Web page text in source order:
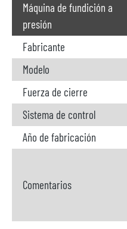
Máquina de fundición a
presión
Fabricante
Modelo
Fuerza de cierre
Sistema de control
Año de fabricación
Comentarios